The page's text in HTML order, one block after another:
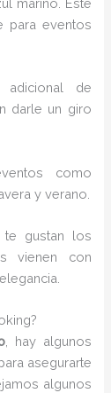
marino. Este
para eventos
de
darle un giro
como
y verano.
te gustan los
vienen con
, hay algunos
asegurarte
algunos